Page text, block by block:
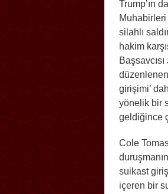
Trump’ın
silahlı
hakim
girişimi’
yönelik bir
geldiğince
Cole
suikast
içeren bir